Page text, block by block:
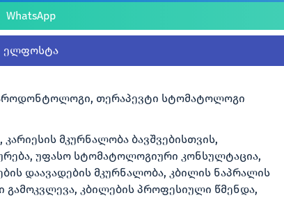
WhatsApp
ელფოსტა
თერაპევტი სტომატოლოგი
მკურნალობა ბავშვებისთვის,
უფასო სტომატოლოგიური კონსულტაცია,
დაავადების მკურნალობა, კბილის ნაპრალის
გამოკვლევა, კბილების პროფესიული წმენდა,